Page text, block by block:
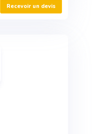
Recevoir un devis